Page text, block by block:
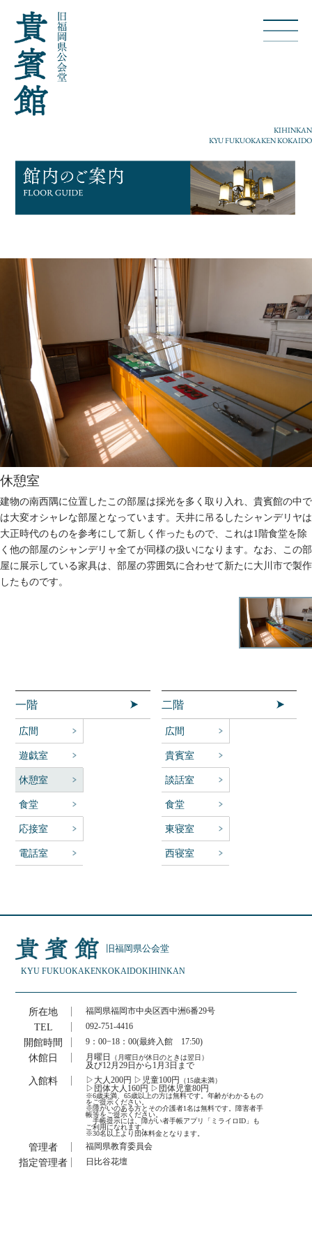
KIHINKAN
KYU FUKUOKAKEN KOKAIDO
休憩室
建物の南西隅に位置したこの部屋は採光を多く取り入れ、貴賓館の中で
は大変オシャレな部屋となっています。天井に吊るしたシャンデリヤは
大正時代のものを参考にして新しく作ったもので、これは1階食堂を除
く他の部屋のシャンデリャ全てが同様の扱いになります。なお、この部
屋に展示している家具は、部屋の雰囲気に合わせて新たに大川市で製作
したものです。
一階
広間
遊戯室
休憩室
食堂
応接室
電話室
二階
広間
貴賓室
談話室
食堂
東寝室
西寝室
旧福岡県公会堂
KYU FUKUOKAKENKOKAIDOKIHINKAN
所在地 福岡県福岡市中央区西中洲6番29号
TEL 092-751-4416
開館時間 9：00−18：00(最終入館 17:50)
休館日 月曜日 （月曜日が休日のときは翌日）
及び12月29日から1月3日まで
入館料 ▷大人200円 ▷児童100円 （15歳未満）
▷団体大人160円 ▷団体児童80円
※6歳未満、65歳以上の方は無料です。年齢がわかるもの
をご提示ください。
※障がいのある方とその介護者1名は無料です。障害者手
帳等をご提示ください。
手帳提示には、障がい者手帳アプリ「ミライロID」も
ご利用になれます。
※30名以上より団体料金となります。
管理者 福岡県教育委員会
指定管理者 日比谷花壇